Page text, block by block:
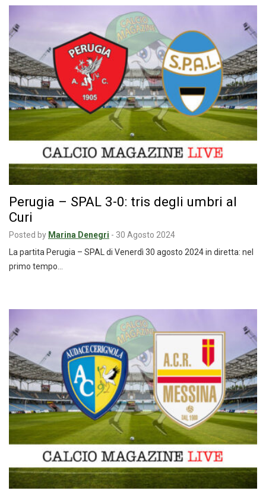
Perugia – SPAL 3-0: tris degli umbri al
Curi
Posted by Marina Denegri - 30 Agosto 2024
La partita Perugia – SPAL di Venerdì 30 agosto 2024 in diretta: nel
primo tempo…